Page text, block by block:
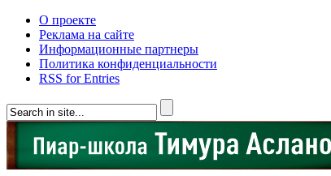
О проекте
Реклама на сайте
Информационные партнеры
Политика конфиденциальности
RSS for Entries